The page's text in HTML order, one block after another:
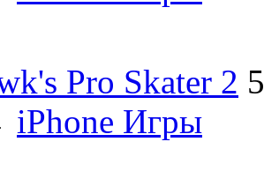
Pro Skater 2 5
iPhone Игры